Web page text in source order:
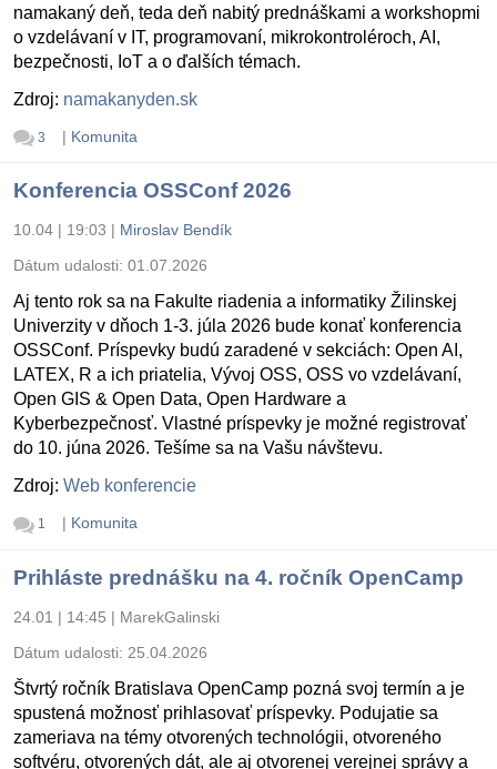
namakaný deň, teda deň nabitý prednáškami a workshopmi
o vzdelávaní v IT, programovaní, mikrokontroléroch, AI,
bezpečnosti, IoT a o ďalších témach.
Zdroj: namakanyden.sk
3 | Komunita
Konferencia OSSConf 2026
10.04 | 19:03 | Miroslav Bendík
Dátum udalosti: 01.07.2026
Aj tento rok sa na Fakulte riadenia a informatiky Žilinskej
Univerzity v dňoch 1-3. júla 2026 bude konať konferencia
OSSConf. Príspevky budú zaradené v sekciách: Open AI,
LATEX, R a ich priatelia, Vývoj OSS, OSS vo vzdelávaní,
Open GIS & Open Data, Open Hardware a
Kyberbezpečnosť. Vlastné príspevky je možné registrovať
do 10. júna 2026. Tešíme sa na Vašu návštevu.
Zdroj: Web konferencie
1 | Komunita
Prihláste prednášku na 4. ročník OpenCamp
24.01 | 14:45 | MarekGalinski
Dátum udalosti: 25.04.2026
Štvrtý ročník Bratislava OpenCamp pozná svoj termín a je
spustená možnosť prihlasovať príspevky. Podujatie sa
zameriava na témy otvorených technológii, otvoreného
softvéru, otvorených dát, ale aj otvorenej verejnej správy a